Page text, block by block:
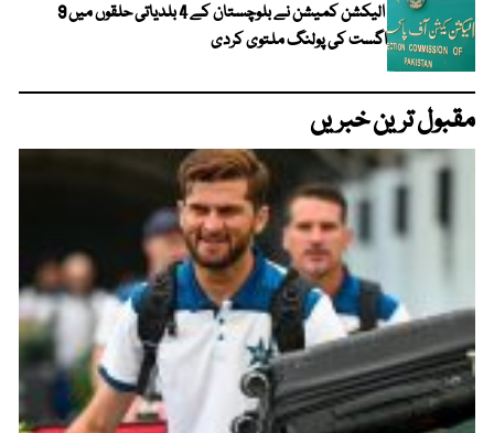
الیکشن کمیشن نے بلوچستان کے 4 بلدیاتی حلقوں میں 9
اگست کی پولنگ ملتوی کردی
مقبول ترین خبریں